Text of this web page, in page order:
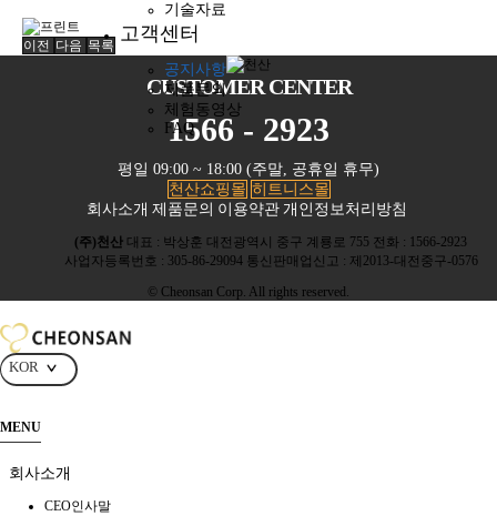
기술자료
고객센터
공지사항
제품문의
체험동영상
FAQ
이전 다음 목록
CUSTOMER CENTER
1566 - 2923
평일 09:00 ~ 18:00 (주말, 공휴일 휴무)
천산쇼핑몰 히트니스몰
회사소개 제품문의 이용약관 개인정보처리방침
(주)천산 대표 : 박상훈 대전광역시 중구 계룡로 755 전화 : 1566-2923
사업자등록번호 : 305-86-29094 통신판매업신고 : 제2013-대전중구-0576
© Cheonsan Corp. All rights reserved.
KOR
MENU
회사소개
CEO인사말